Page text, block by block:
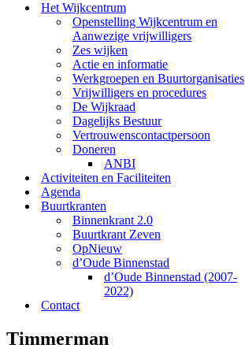
Het Wijkcentrum
Openstelling Wijkcentrum en
Aanwezige vrijwilligers
Zes wijken
Actie en informatie
Werkgroepen en Buurtorganisaties
Vrijwilligers en procedures
De Wijkraad
Dagelijks Bestuur
Vertrouwenscontactpersoon
Doneren
ANBI
Activiteiten en Faciliteiten
Agenda
Buurtkranten
Binnenkrant 2.0
Buurtkrant Zeven
OpNieuw
d’Oude Binnenstad
d’Oude Binnenstad (2007-
2022)
Contact
Timmerman